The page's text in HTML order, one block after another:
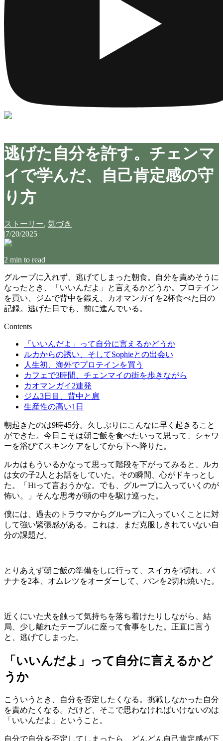
逃げた自分を許す。チェンマ
イで学んだ、自己肯定感の守
り方
ストーリー, 気づき
|7/20/2025
2 min to read
グループに入れず、逃げてしまった朝食。自分を責めそうに
なったとき、「いいんだよ」と言えるかどうか。プロテイン
を買い、ジムで背中を鍛え、カオマンガイを2杯食べた日の
記録。逃げた日でも、前に進んでいる。
Contents
「いいんだよ」って自分に言えるかどうか
ルカからの誘い、そしてSophieとの出会い
人生初、海外でプロテインを買う
カフェで3時間、チェンマイの街を歩きながら
カオマンガイ2連発
ジム3日目、背中と肩
生産性の高い1日
朝起きたのは9時45分。久しぶりにこんなに早く起きること
ができた。今日こそは朝ご飯を食べたいって思って、シャワ
ーを浴びてスキンケアをしてから下へ降りた。
ルカはもういるかなって思って階段を下がってみると、ルカ
は女の子2人とお話をしていた。その瞬間、心がドキっとし
た。「Hiって言おうかな。でも、グループに入っていくのが
怖い。」そんな思考が頭の中を駆け巡った。
僕には、過去のトラウマからグループに入っていくことに対
して強い緊張感がある。これは、まだ克服しきれていない自
分の課題だ。
とりあえず朝ご飯の準備をしに行って、スイカを5切れ、バ
ナナを2本、オムレツをオーダーして、パンを2切れ焼いた。
近くにいた犬を触って気持ちを落ち着けたりしながら、結
局、少し離れたテーブルに座って食事をした。正直に言う
と、逃げてしまった。
「いいんだよ」って自分に言えるかど
うか
こういうとき、自分を否定したくなる。挑戦しなかった自分
を責めたくなる。だけど、そこで思わなければいけないのは
「いいんだよ」ということ。
自分で自分を否定してしまったら、どんどん自己肯定感が下